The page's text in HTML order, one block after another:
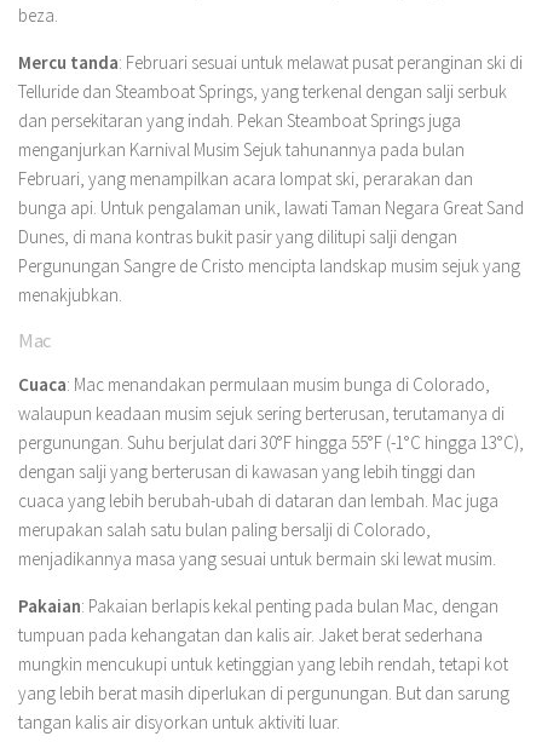
beza.
Mercu tanda: Februari sesuai untuk melawat pusat peranginan ski di
Telluride dan Steamboat Springs, yang terkenal dengan salji serbuk
dan persekitaran yang indah. Pekan Steamboat Springs juga
menganjurkan Karnival Musim Sejuk tahunannya pada bulan
Februari, yang menampilkan acara lompat ski, perarakan dan
bunga api. Untuk pengalaman unik, lawati Taman Negara Great Sand
Dunes, di mana kontras bukit pasir yang dilitupi salji dengan
Pergunungan Sangre de Cristo mencipta landskap musim sejuk yang
menakjubkan.
Mac
Cuaca: Mac menandakan permulaan musim bunga di Colorado,
walaupun keadaan musim sejuk sering berterusan, terutamanya di
pergunungan. Suhu berjulat dari 30°F hingga 55°F (-1°C hingga 13°C),
dengan salji yang berterusan di kawasan yang lebih tinggi dan
cuaca yang lebih berubah-ubah di dataran dan lembah. Mac juga
merupakan salah satu bulan paling bersalji di Colorado,
menjadikannya masa yang sesuai untuk bermain ski lewat musim.
Pakaian: Pakaian berlapis kekal penting pada bulan Mac, dengan
tumpuan pada kehangatan dan kalis air. Jaket berat sederhana
mungkin mencukupi untuk ketinggian yang lebih rendah, tetapi kot
yang lebih berat masih diperlukan di pergunungan. But dan sarung
tangan kalis air disyorkan untuk aktiviti luar.